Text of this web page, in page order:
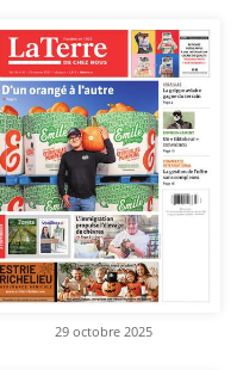
29 octobre 2025